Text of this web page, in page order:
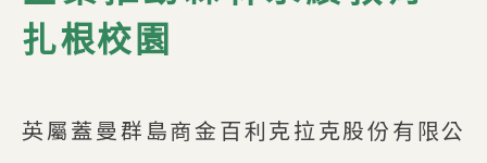
扎根校園
英屬蓋曼群島商金百利克拉克股份有限公